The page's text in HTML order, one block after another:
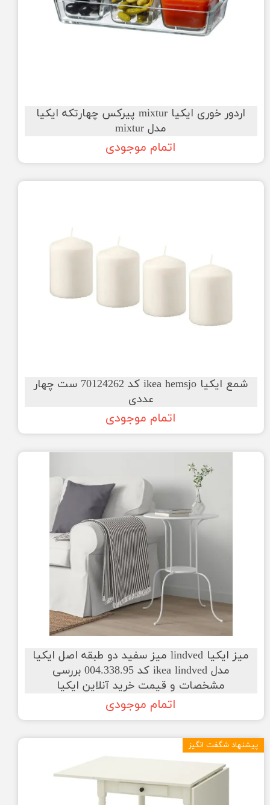
اردور خوری ایکیا mixtur پیرکس چهارتکه ایکیا
مدل mixtur
اتمام موجودی
شمع ایکیا ikea hemsjo کد 70124262 ست چهار
عددی
اتمام موجودی
میز ایکیا lindved میز سفید دو طبقه اصل ایکیا
مدل ikea lindved کد 004.338.95 بررسی
مشخصات و قیمت خرید آنلاین ایکیا
اتمام موجودی
پیشنهاد شگفت انگیز